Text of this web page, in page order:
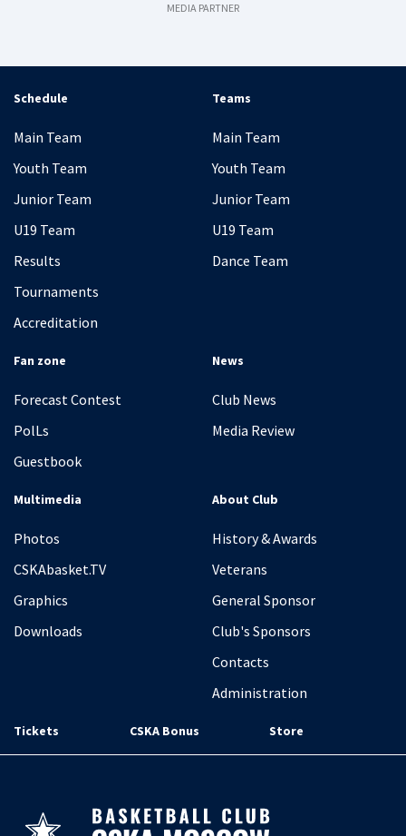
MEDIA PARTNER
Schedule
Main Team
Youth Team
Junior Team
U19 Team
Results
Tournaments
Accreditation
Teams
Main Team
Youth Team
Junior Team
U19 Team
Dance Team
Fan zone
Forecast Contest
PolLs
Guestbook
News
Club News
Media Review
Multimedia
Photos
CSKAbasket.TV
Graphics
Downloads
About Club
History & Awards
Veterans
General Sponsor
Club's Sponsors
Contacts
Administration
Tickets CSKA Bonus Store